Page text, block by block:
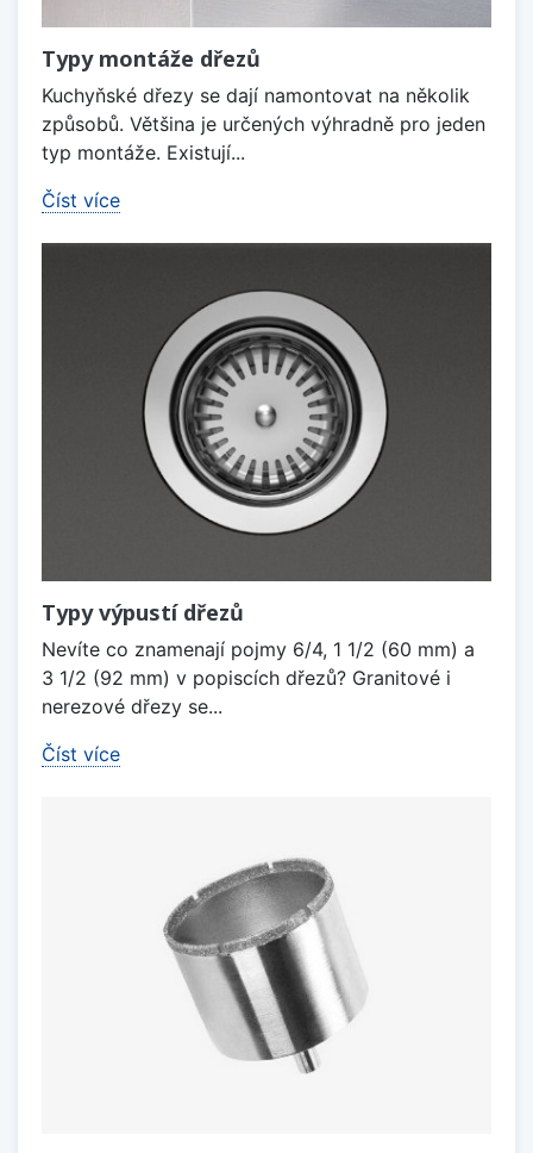
Typy montáže dřezů
Kuchyňské dřezy se dají namontovat na několik
způsobů. Většina je určených výhradně pro jeden
typ montáže. Existují...
Číst více
Typy výpustí dřezů
Nevíte co znamenají pojmy 6/4, 1 1/2 (60 mm) a
3 1/2 (92 mm) v popiscích dřezů? Granitové i
nerezové dřezy se...
Číst více